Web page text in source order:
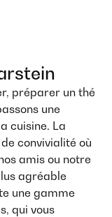
préparer un thé
une
cuisine. La
convivialité où
amis ou notre
agréable
une gamme
qui vous